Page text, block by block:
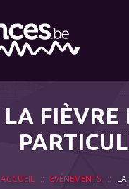
LA FIÈVRE
ACCUEIL EVÉNEMENTS LA